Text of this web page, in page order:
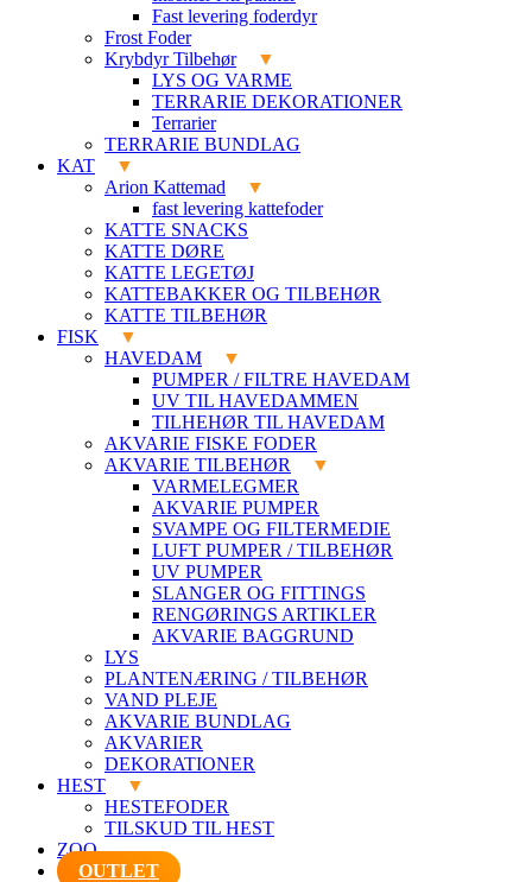
Fast levering foderdyr
Frost Foder
Krybdyr Tilbehør
LYS OG VARME
TERRARIE DEKORATIONER
Terrarier
TERRARIE BUNDLAG
KAT
Arion Kattemad
fast levering kattefoder
KATTE SNACKS
KATTE DØRE
KATTE LEGETØJ
KATTEBAKKER OG TILBEHØR
KATTE TILBEHØR
FISK
HAVEDAM
PUMPER / FILTRE HAVEDAM
UV TIL HAVEDAMMEN
TILHEHØR TIL HAVEDAM
AKVARIE FISKE FODER
AKVARIE TILBEHØR
VARMELEGMER
AKVARIE PUMPER
SVAMPE OG FILTERMEDIE
LUFT PUMPER / TILBEHØR
UV PUMPER
SLANGER OG FITTINGS
RENGØRINGS ARTIKLER
AKVARIE BAGGRUND
LYS
PLANTENÆRING / TILBEHØR
VAND PLEJE
AKVARIE BUNDLAG
AKVARIER
DEKORATIONER
HEST
HESTEFODER
TILSKUD TIL HEST
ZOO
OUTLET